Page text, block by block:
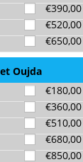
€390,00
€520,00
€650,00
Oujda
€180,00
€360,00
€510,00
€680,00
€850,00